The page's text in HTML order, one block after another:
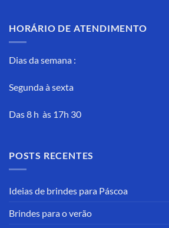
HORÁRIO DE ATENDIMENTO
Dias da semana :
Segunda à sexta
Das 8 h às 17h 30
POSTS RECENTES
Ideias de brindes para Páscoa
Brindes para o verão